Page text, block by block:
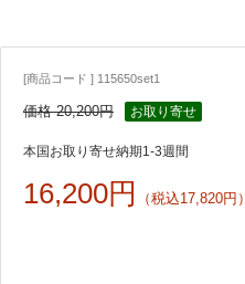
[商品コード ] 115650set1
価格 20,200円 お取り寄せ
本国お取り寄せ納期1-3週間
16,200円 （税込17,820円）